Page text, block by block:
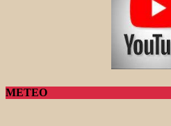
METEO